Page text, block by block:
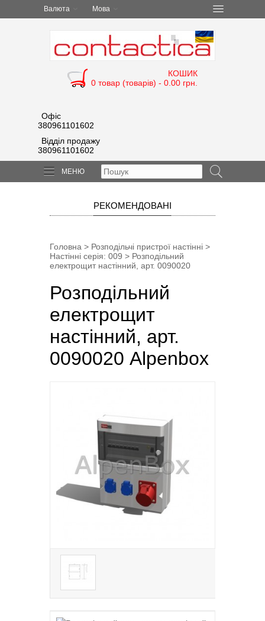
Валюта Мова
КОШИК
0 товар (товарів) - 0.00 грн.
Офіс
380961101602
Відділ продажу
380961101602
МЕНЮ
РЕКОМЕНДОВАНІ
Головна > Розподільчі пристрої настінні >
Настінні серія: 009 > Розподільний
електрощит настінний, арт. 0090020
Розподільний
електрощит
настінний, арт.
0090020 Alpenbox